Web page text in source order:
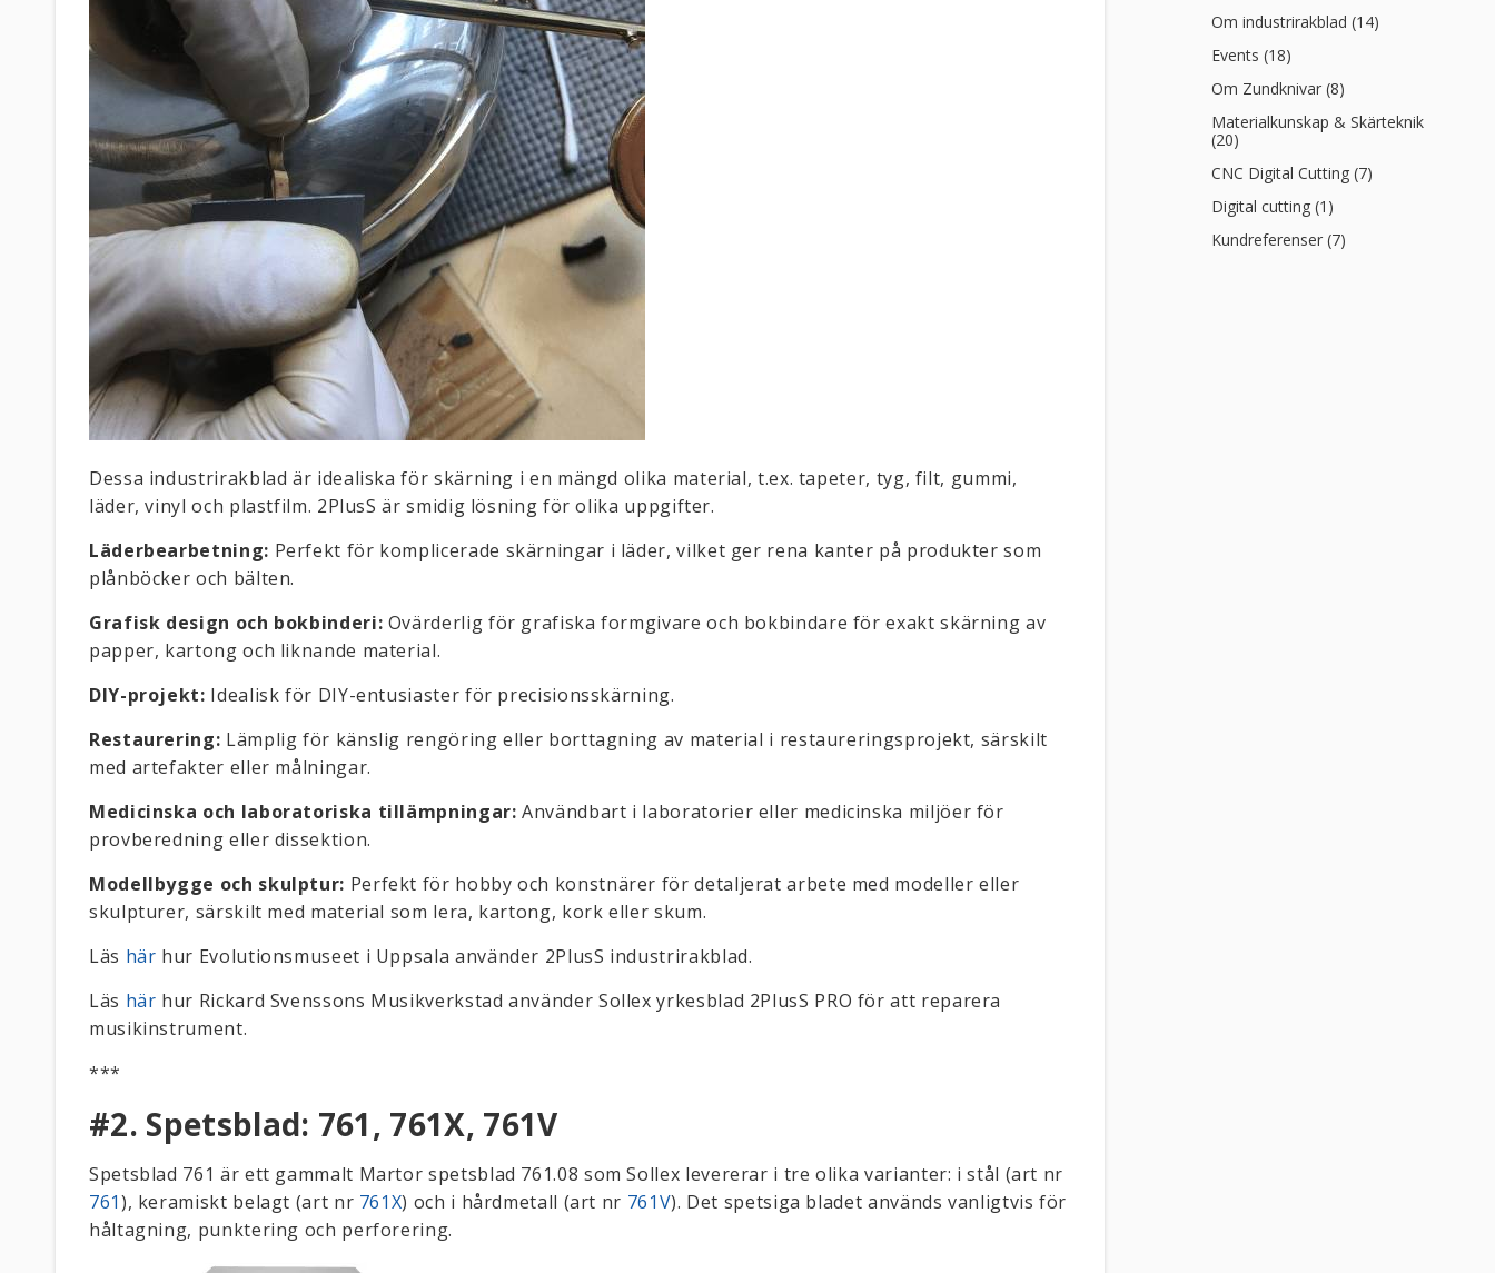
Dessa industrirakblad är idealiska för skärning i en mängd olika material, t.ex. tapeter, tyg, filt, gummi,
läder, vinyl och plastfilm. 2PlusS är smidig lösning för olika uppgifter.
Läderbearbetning: Perfekt för komplicerade skärningar i läder, vilket ger rena kanter på produkter som
plånböcker och bälten.
Grafisk design och bokbinderi: Ovärderlig för grafiska formgivare och bokbindare för exakt skärning av
papper, kartong och liknande material.
DIY-projekt: Idealisk för DIY-entusiaster för precisionsskärning.
Restaurering: Lämplig för känslig rengöring eller borttagning av material i restaureringsprojekt, särskilt
med artefakter eller målningar.
Medicinska och laboratoriska tillämpningar: Användbart i laboratorier eller medicinska miljöer för
provberedning eller dissektion.
Modellbygge och skulptur: Perfekt för hobby och konstnärer för detaljerat arbete med modeller eller
skulpturer, särskilt med material som lera, kartong, kork eller skum.
Läs här hur Evolutionsmuseet i Uppsala använder 2PlusS industrirakblad.
Läs här hur Rickard Svenssons Musikverkstad använder Sollex yrkesblad 2PlusS PRO för att reparera
musikinstrument.
***
#2. Spetsblad: 761, 761X, 761V
Spetsblad 761 är ett gammalt Martor spetsblad 761.08 som Sollex levererar i tre olika varianter: i stål (art nr
761), keramiskt belagt (art nr 761X) och i hårdmetall (art nr 761V). Det spetsiga bladet används vanligtvis för
håltagning, punktering och perforering.
Om industrirakblad (14)
Events (18)
Om Zundknivar (8)
Materialkunskap & Skärteknik
(20)
CNC Digital Cutting (7)
Digital cutting (1)
Kundreferenser (7)